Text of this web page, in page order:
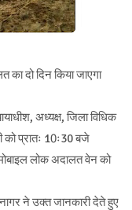
का दो दिन किया जाएगा
अध्यक्ष, जिला विधिक
को प्रातः 10ः30 बजे
लोक अदालत वेन को
ने उक्त जानकारी देते हुए